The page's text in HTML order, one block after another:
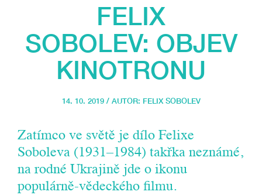
FELIX
SOBOLEV: OBJEV
KINOTRONU
14. 10. 2019 / AUTOR: FELIX SOBOLEV
Zatímco ve světě je dílo Felixe
Soboleva (1931–1984) takřka neznámé,
na rodné Ukrajině jde o ikonu
populárně-vědeckého filmu.